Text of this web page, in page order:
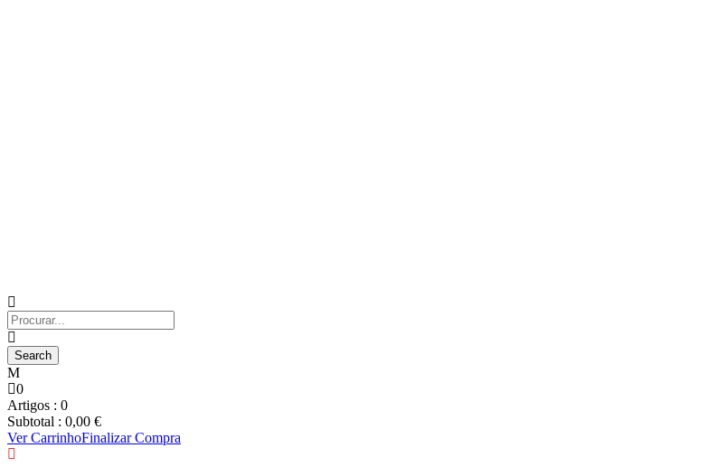
0
Artigos : 0
Subtotal : 0,00 €
Ver CarrinhoFinalizar Compra